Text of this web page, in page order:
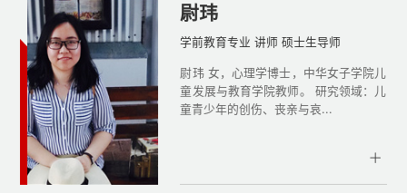
尉玮
学前教育专业 讲师 硕士生导师
尉玮 女，心理学博士，中华女子学院儿
童发展与教育学院教师。 研究领域：儿
童青少年的创伤、丧亲与哀...